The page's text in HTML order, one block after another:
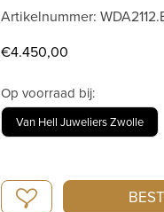
Artikelnummer:
€4.450,00
Op voorraad bij:
Van Hell Juweliers Zwolle
TAG